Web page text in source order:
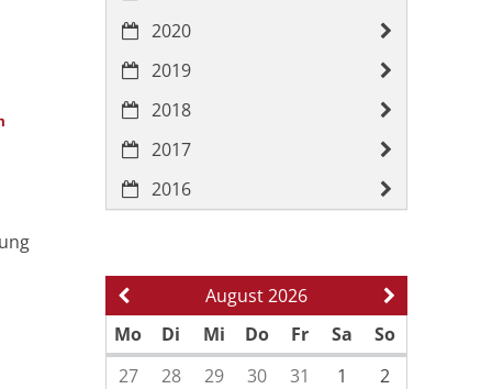
2020
2019
2018
2017
2016
Vorherige Seite
August 2026 Nächste
Mo Di Mi Do Fr Sa
So
27
28 29 30 31 1
2